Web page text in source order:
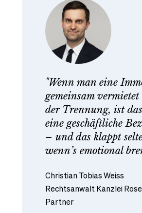
"Wenn man eine
gemeinsam vermietet
der Trennung, ist
eine geschäftliche
– und das klappt
wenn’s emotional
Christian Tobias Weiss
Rechtsanwalt Kanzlei
Partner